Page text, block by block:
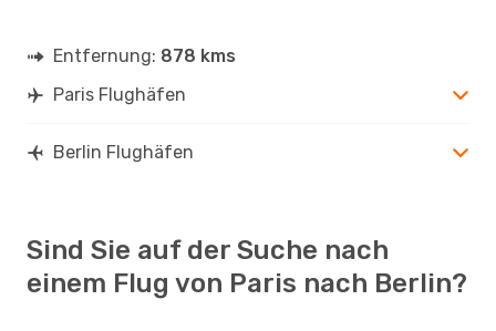
Entfernung: 878 kms
Paris Flughäfen
Berlin Flughäfen
Sind Sie auf der Suche nach
einem Flug von Paris nach Berlin?